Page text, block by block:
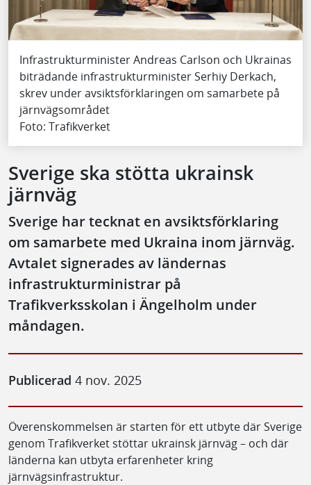
Infrastrukturminister Andreas Carlson och Ukrainas
biträdande infrastrukturminister Serhiy Derkach,
skrev under avsiktsförklaringen om samarbete på
järnvägsområdet
Foto: Trafikverket
Sverige ska stötta ukrainsk
järnväg
Sverige har tecknat en avsiktsförklaring
om samarbete med Ukraina inom järnväg.
Avtalet signerades av ländernas
infrastrukturministrar på
Trafikverksskolan i Ängelholm under
måndagen.
Publicerad 4 nov. 2025
Överenskommelsen är starten för ett utbyte där Sverige
genom Trafikverket stöttar ukrainsk järnväg – och där
länderna kan utbyta erfarenheter kring
järnvägsinfrastruktur.